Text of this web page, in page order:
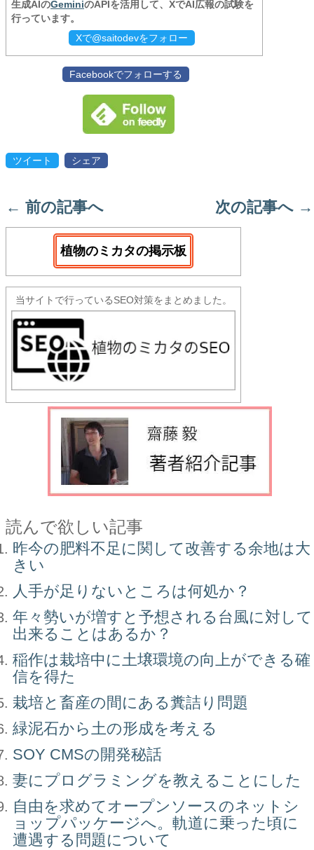
生成AIのGeminiのAPIを活用して、XでAI広報の試験を
行っています。
Xで@saitodevをフォロー
Facebookでフォローする
ツイート シェア
← 前の記事へ 次の記事へ →
植物のミカタの掲示板
当サイトで行っているSEO対策をまとめました。
読んで欲しい記事
昨今の肥料不足に関して改善する余地は大
きい
人手が足りないところは何処か？
年々勢いが増すと予想される台風に対して
出来ることはあるか？
稲作は栽培中に土壌環境の向上ができる確
信を得た
栽培と畜産の間にある糞詰り問題
緑泥石から土の形成を考える
SOY CMSの開発秘話
妻にプログラミングを教えることにした
自由を求めてオープンソースのネットシ
ョップパッケージへ。軌道に乗った頃に
遭遇する問題について